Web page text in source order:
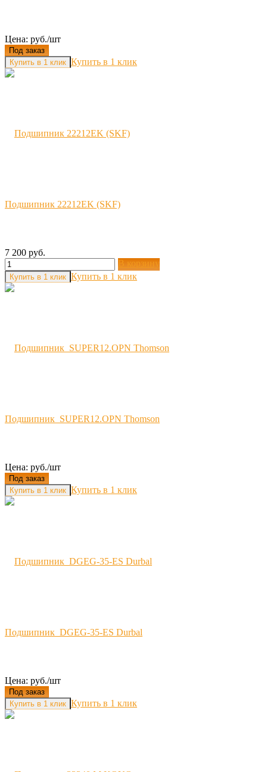
Цена: руб./шт
Под заказ
Купить в 1 клик
Подшипник 22212EK (SKF)
7 200 руб.
В корзину
Купить в 1 клик
Подшипник SUPER12.OPN Thomson
Цена: руб./шт
Под заказ
Купить в 1 клик
Подшипник DGEG-35-ES Durbal
Цена: руб./шт
Под заказ
Купить в 1 клик